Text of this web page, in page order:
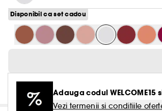
Disponibil ca set cadou
Adauga codul
Vezi termenii si conditiile